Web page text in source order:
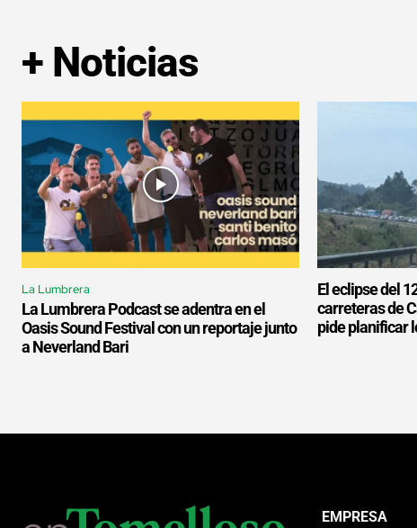
+ Noticias
La Lumbrera
La Lumbrera Podcast se adentra en el
Oasis Sound Festival con un reportaje junto
a Neverland Bari
El eclipse del
carreteras de
pide planificar
EMPRESA